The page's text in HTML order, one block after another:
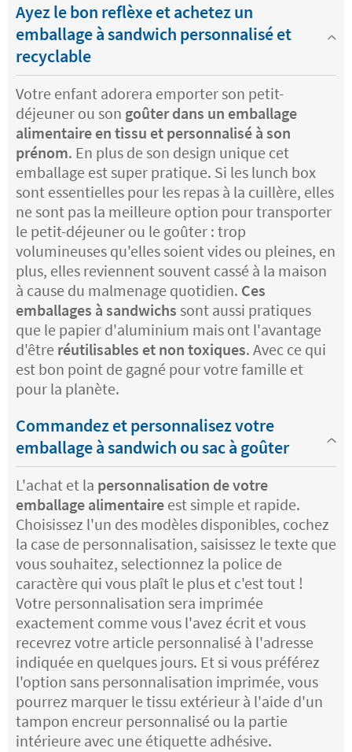
Ayez le bon reflèxe et achetez un
emballage à sandwich personnalisé et
recyclable
Votre enfant adorera emporter son petit-
déjeuner ou son goûter dans un emballage
alimentaire en tissu et personnalisé à son
prénom. En plus de son design unique cet
emballage est super pratique. Si les lunch box
sont essentielles pour les repas à la cuillère, elles
ne sont pas la meilleure option pour transporter
le petit-déjeuner ou le goûter : trop
volumineuses qu'elles soient vides ou pleines, en
plus, elles reviennent souvent cassé à la maison
à cause du malmenage quotidien. Ces
emballages à sandwichs sont aussi pratiques
que le papier d'aluminium mais ont l'avantage
d'être réutilisables et non toxiques. Avec ce qui
est bon point de gagné pour votre famille et
pour la planète.
Commandez et personnalisez votre
emballage à sandwich ou sac à goûter
L'achat et la personnalisation de votre
emballage alimentaire est simple et rapide.
Choisissez l'un des modèles disponibles, cochez
la case de personnalisation, saisissez le texte que
vous souhaitez, selectionnez la police de
caractère qui vous plaît le plus et c'est tout !
Votre personnalisation sera imprimée
exactement comme vous l'avez écrit et vous
recevrez votre article personnalisé à l'adresse
indiquée en quelques jours. Et si vous préférez
l'option sans personnalisation imprimée, vous
pourrez marquer le tissu extérieur à l'aide d'un
tampon encreur personnalisé ou la partie
intérieure avec une étiquette adhésive.